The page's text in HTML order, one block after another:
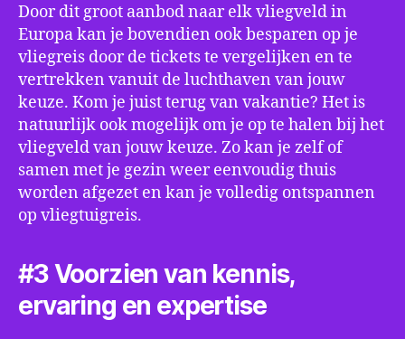
Door dit groot aanbod naar elk vliegveld in
Europa kan je bovendien ook besparen op je
vliegreis door de tickets te vergelijken en te
vertrekken vanuit de luchthaven van jouw
keuze. Kom je juist terug van vakantie? Het is
natuurlijk ook mogelijk om je op te halen bij het
vliegveld van jouw keuze. Zo kan je zelf of
samen met je gezin weer eenvoudig thuis
worden afgezet en kan je volledig ontspannen
op vliegtuigreis.
#3 Voorzien van kennis,
ervaring en expertise